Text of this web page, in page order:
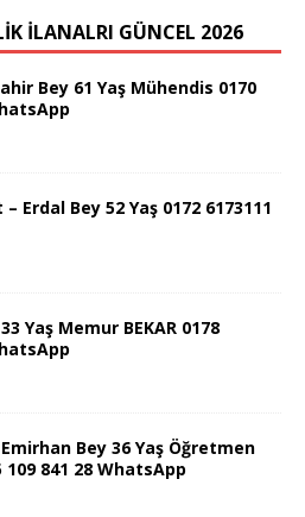
İLANALRI GÜNCEL 2026
Bey 61 Yaş Mühendis 0170
Erdal Bey 52 Yaş 0172 6173111
Yaş Memur BEKAR 0178
Bey 36 Yaş Öğretmen
109 841 28 WhatsApp